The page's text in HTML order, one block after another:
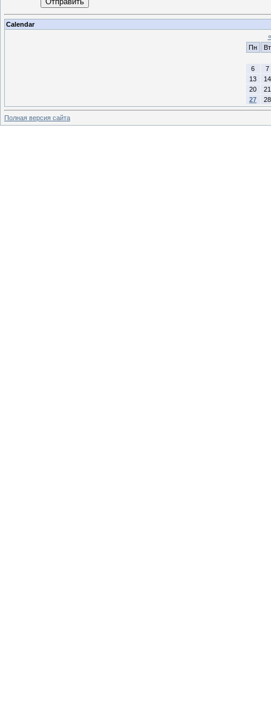
Calendar
«
Пн
Вт
6
7
13
14
20
21
27
28
Полная версия сайта